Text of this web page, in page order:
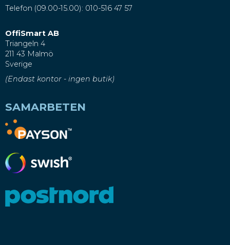
Telefon (09.00-15.00): 010-516 47 57
OffiSmart AB
Triangeln 4
211 43 Malmö
Sverige
(Endast kontor - ingen butik)
SAMARBETEN